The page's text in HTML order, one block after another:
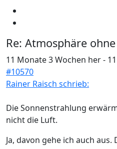
Re: Atmosphäre
11 Monate 3 Wochen her-
#10570
Rainer Raisch schrieb:
Die Sonnenstrahlung
nicht die Luft.
Ja, davon gehe ich auch